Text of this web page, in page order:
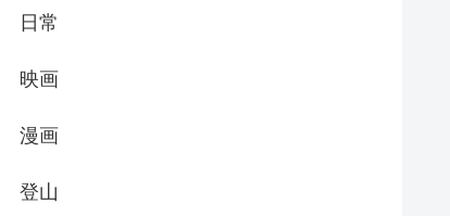
日常
映画
漫画
登山